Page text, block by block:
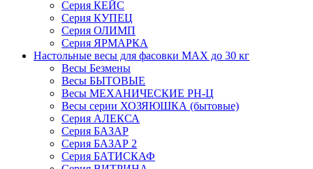
Серия КЕЙС
Серия КУПЕЦ
Серия ОЛИМП
Серия ЯРМАРКА
Настольные весы для фасовки MAX до 30 кг
Весы Безмены
Весы БЫТОВЫЕ
Весы МЕХАНИЧЕСКИЕ РН-Ц
Весы серии ХОЗЯЮШКА (бытовые)
Серия АЛЕКСА
Серия БАЗАР
Серия БАЗАР 2
Серия БАТИСКАФ